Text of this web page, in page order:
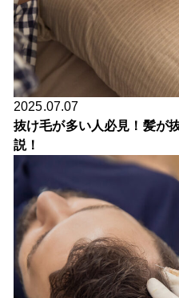
2025.07.07
抜け毛が多い人必見！髪が
説！